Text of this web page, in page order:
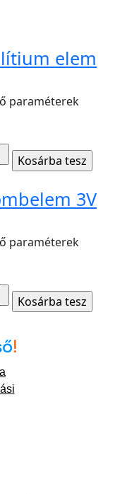
lítium elem
paraméterek
3V
paraméterek